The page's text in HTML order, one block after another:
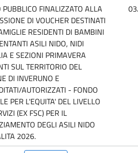
PUBBLICO FINALIZZATO ALLA
DI VOUCHER DESTINATI
RESIDENTI DI BAMBINI
ASILI NIDO, NIDI
E SEZIONI PRIMAVERA
SUL TERRITORIO DEL
DI INVERUNO E
AUTORIZZATI - FONDO
PER L'EQUITA' DEL LIVELLO
(EX FSC) PER IL
DEGLI ASILI NIDO
2026.